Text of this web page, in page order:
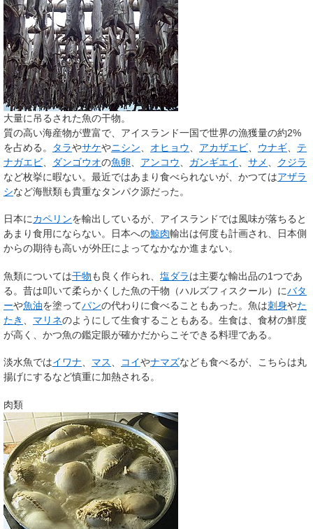
大量に吊るされた魚の干物。
質の高い海産物が豊富で、アイスランド一国で世界の漁獲量の約2%
を占める。
タラやサケやニシン オヒョウ アカザエビ ウナギ
テ
ナガエビ
ダンゴウオの魚卵 アンコウ ガンギエイ サメ
クジラ
など枚挙に暇ない。最近ではあまり食べられないが、かつてはアザラ
シなど海獣類も貴重なタンパク源だった。
日本にカペリンを輸出しているが、アイスランドでは風味が落ちると
あまり食用にならない。日本への鯨肉輸出は何度も計画され、日本側
からの期待も高いが外圧によってなかなか進まない。
魚類については干物も良く作られ、 塩ダラは主要な輸出品の1つであ
る。昔は叩いて柔らかくした魚の干物（ハルズフィスクール）にバタ
ーや魚油を塗ってパンの代わりに食べることもあった。魚は刺身やた
たき
マリネのようにして生食することもある。生食は、食材の鮮度
が高く、かつ魚の鑑定眼が確かだからこそできる料理である。
淡水魚ではイワナ、 マス、 コイやナマズなども食べるが、こちらは丸
揚げにするなど慎重に加熱される。
肉類